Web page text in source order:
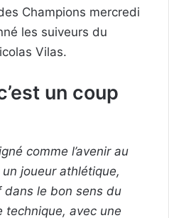
Champions mercredi
les suiveurs du
Vilas.
un coup
comme l’avenir au
joueur athlétique,
dans le bon sens du
technique, avec une